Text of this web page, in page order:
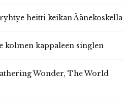
heitti keikan Äänekoskella
kolmen kappaleen singlen
Wonder, The World